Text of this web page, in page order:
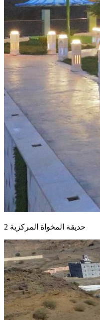
حديقة المخواة المركزية 2